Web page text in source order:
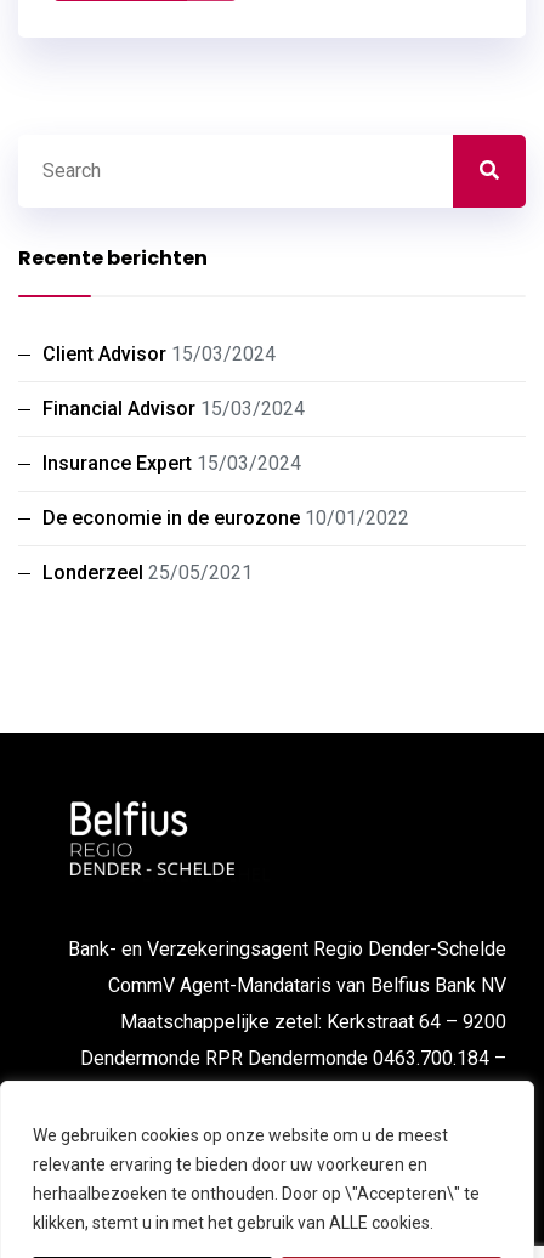
We gebruiken cookies op onze website om u de meest
relevante ervaring te bieden door uw voorkeuren en
herhaalbezoeken te onthouden. Door op \"Accepteren\" te
klikken, stemt u in met het gebruik van ALLE cookies.
Recente berichten
Client Advisor 15/03/2024
Financial Advisor 15/03/2024
Insurance Expert 15/03/2024
De economie in de eurozone 10/01/2022
Londerzeel 25/05/2021
Bank- en Verzekeringsagent Regio Dender-Schelde
CommV Agent-Mandataris van Belfius Bank NV
Maatschappelijke zetel: Kerkstraat 64 – 9200
Dendermonde RPR Dendermonde 0463.700.184 –